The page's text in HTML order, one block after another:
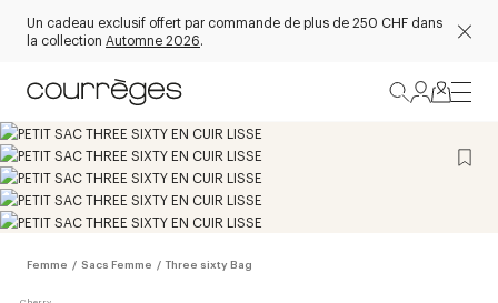
Un cadeau exclusif offert par commande de plus de 250 CHF dans
la collection Automne 2026.
Femme / Sacs Femme / Three sixty Bag